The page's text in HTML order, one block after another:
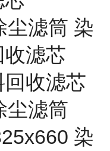
尘滤筒 染
滤芯
收滤芯
尘滤筒
染